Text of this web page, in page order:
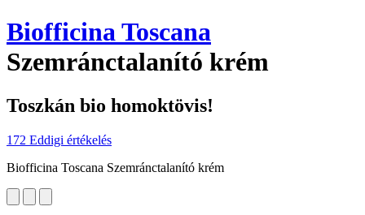
Biofficina Toscana
Szemránctalanító krém
Toszkán bio homoktövis!
172 Eddigi értékelés
Biofficina Toscana Szemránctalanító krém